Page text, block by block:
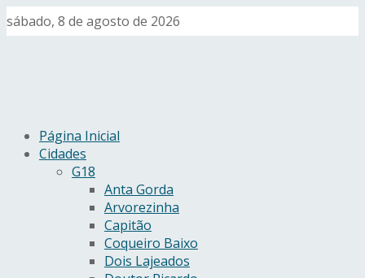
sábado, 8 de agosto de 2026
Página Inicial
Cidades
G18
Anta Gorda
Arvorezinha
Capitão
Coqueiro Baixo
Dois Lajeados